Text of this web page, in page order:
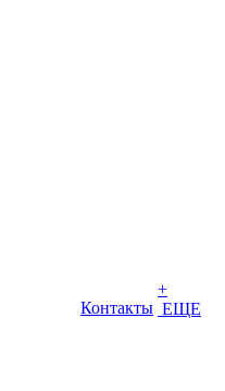
Контакты
+
ЕЩЕ